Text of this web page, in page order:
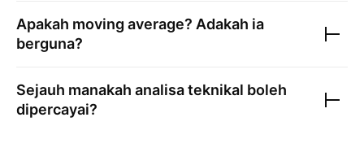
Apakah moving average? Adakah ia
berguna?
Sejauh manakah analisa teknikal boleh
dipercayai?